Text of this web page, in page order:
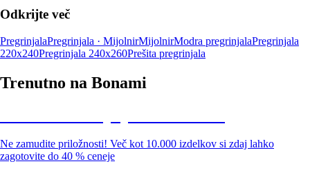
Odkrijte več
PregrinjalaPregrinjala · MijolnirMijolnirModra pregrinjalaPregrinjala
220x240Pregrinjala 240x260Prešita pregrinjala
Trenutno na Bonami
Ne zamudite priložnosti! Več kot 10.000 izdelkov si zdaj lahko
zagotovite do 40 % ceneje